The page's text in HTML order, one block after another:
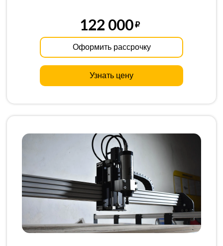
122 000
Оформить рассрочку
Узнать цену